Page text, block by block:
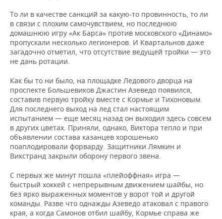
То ли в качестве санкций за какую-то провинность, то ли
в связи с плохим самочувствием, но последнюю
домашнюю игру «Ак Барса» против московского «Динамо»
пропускали несколько легионеров. И Квартальнов даже
загадочно отметил, что отсутствие ведущей тройки — это
не дань ротации.
Как бы то ни было, на площадке Ледового дворца на
проспекте Большевиков Джастин Азеведо появился,
составив первую тройку вместе с Кормье и Тихоновым.
Для последнего выход на лед стал настоящим
испытанием — еще месяц назад он выходил здесь совсем
в других цветах. Приняли, однако, Виктора тепло и при
объявлении состава казанцев хорошенько
поаплодировали форварду. Защитники Лямкин и
Викстранд закрыли оборону первого звена.
С первых же минут пошла «плейоффная» игра —
быстрый хоккей с непрерывным движением шайбы, но
без ярко выраженных моментов у ворот той и другой
команды. Разве что однажды Азеведо атаковал с правого
края, а когда Самонов отбил шайбу, Кормье справа же